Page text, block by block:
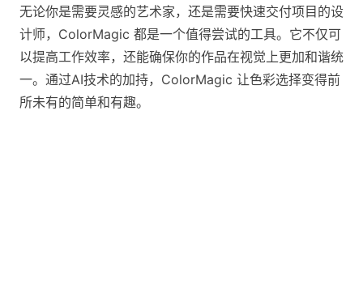
无论你是需要灵感的艺术家，还是需要快速交付项目的设
计师，ColorMagic 都是一个值得尝试的工具。它不仅可
以提高工作效率，还能确保你的作品在视觉上更加和谐统
一。通过AI技术的加持，ColorMagic 让色彩选择变得前
所未有的简单和有趣。